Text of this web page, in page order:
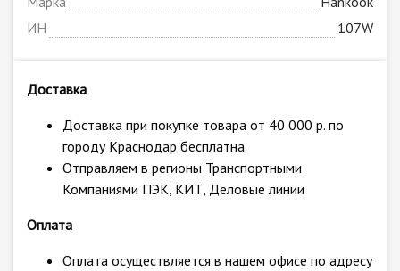
ИН
107W
Доставка
Доставка при покупке товара от 40 000 р. по
городу Краснодар бесплатна.
Отправляем в регионы Транспортными
Компаниями ПЭК, КИТ, Деловые линии
Оплата
Оплата осуществляется в нашем офисе по адресу